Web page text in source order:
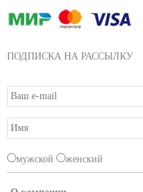
ПОДПИСКА НА РАССЫЛКУ
мужской женский